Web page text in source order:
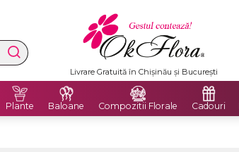
Livrare Gratuită în Chișinău și București
Plante Baloane Compozitii Florale Cadouri